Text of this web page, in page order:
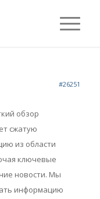
#26251
обзор
сжатую
из области
ключевые
новости. Мы
информацию